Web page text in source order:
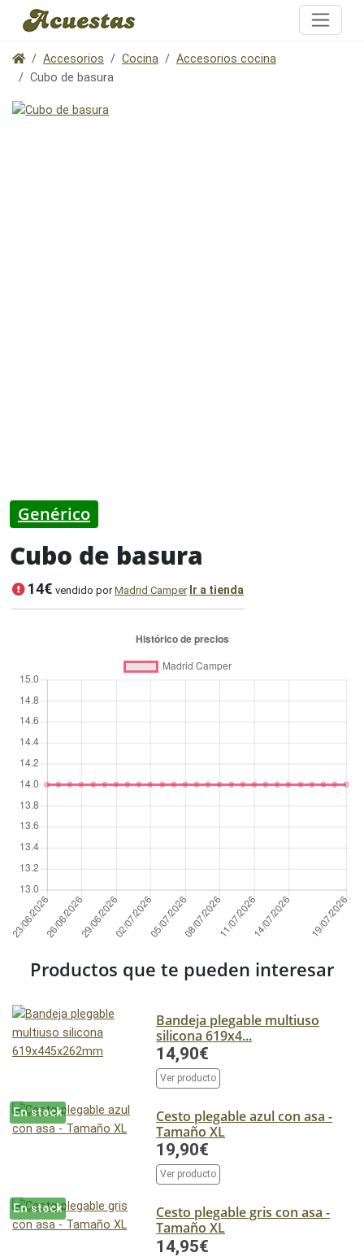
Accesorios Cocina
Accesorios cocina
Cubo de basura
Genérico
Cubo de basura
14€ vendido porMadrid Camper Ir a tienda
Productos que te pueden interesar
Bandeja plegable multiuso
silicona 619x4...
14,90€
Ver producto
En stock
Cesto plegable azul con asa -
Tamaño XL
19,90€
Ver producto
En stock
Cesto plegable gris con asa -
Tamaño XL
14,95€